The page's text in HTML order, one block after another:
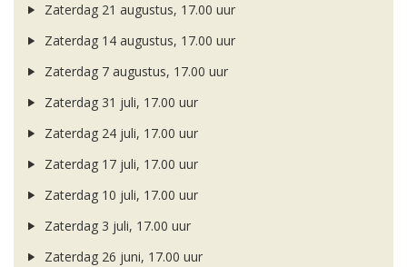
Zaterdag 21 augustus, 17.00 uur
Zaterdag 14 augustus, 17.00 uur
Zaterdag 7 augustus, 17.00 uur
Zaterdag 31 juli, 17.00 uur
Zaterdag 24 juli, 17.00 uur
Zaterdag 17 juli, 17.00 uur
Zaterdag 10 juli, 17.00 uur
Zaterdag 3 juli, 17.00 uur
Zaterdag 26 juni, 17.00 uur